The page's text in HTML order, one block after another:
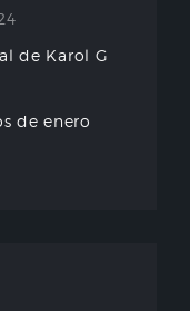
de Karol G
de enero